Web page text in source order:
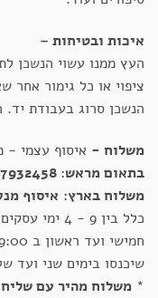
איכות ובטיחות –
העץ ממנו עשוי הנשכן
ציפוי או כל גימור אחר
הנשכן סרוג בעבודת יד.
משלוח - איסוף עצמי -
בתאום מראש: 054.7932458
משלוח בארץ: איסוף
כלל בין 9 -
* משלוח מהיר עם